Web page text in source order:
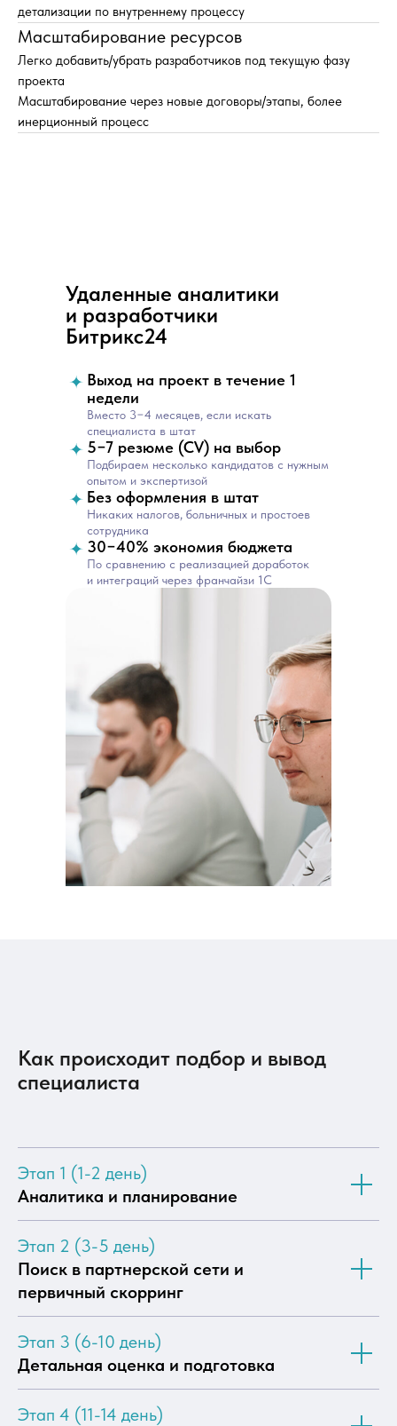
детализации по внутреннему процессу
Масштабирование ресурсов
Легко добавить/убрать разработчиков под текущую фазу
проекта
Масштабирование через новые договоры/этапы, более
инерционный процесс
Удаленные аналитики
и разработчики
Битрикс24
Выход на проект в течение 1
недели
Вместо 3−4 месяцев, если искать
специалиста в штат
5−7 резюме (CV) на выбор
Подбираем несколько кандидатов с нужным
опытом и экспертизой
Без оформления в штат
Никаких налогов, больничных и простоев
сотрудника
30−40% экономия бюджета
По сравнению с реализацией доработок
и интеграций через франчайзи 1С
Как происходит подбор и вывод
специалиста
Этап 1 (1-2 день)
Аналитика и планирование
Этап 2 (3-5 день)
Поиск в партнерской сети и
первичный скорринг
Этап 3 (6-10 день)
Детальная оценка и подготовка
Этап 4 (11-14 день)
Отзывы
аутстаффинга
IT-специалистов
подбор проверенных специалистов любого
стека с особой глубиной в 1С-разработке,
на российском и международном рынках,
в отличие от общих площадок подбора
и медленного корпоративного найма,
благодаря уникальной концентрации
экспертов, а также собственной системе
технической сертификации специалистов
1С. Входит в группу компаний Programming
Store